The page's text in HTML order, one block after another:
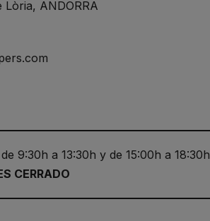
ANDORRA
9:30h a 13:30h y de 15:00h a 18:30h
CERRADO